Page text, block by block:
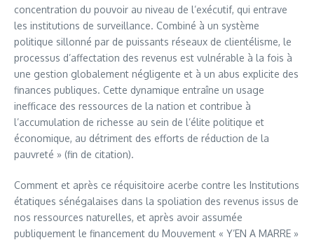
concentration du pouvoir au niveau de l’exécutif, qui entrave
les institutions de surveillance. Combiné à un système
politique sillonné par de puissants réseaux de clientélisme, le
processus d’affectation des revenus est vulnérable à la fois à
une gestion globalement négligente et à un abus explicite des
finances publiques. Cette dynamique entraîne un usage
inefficace des ressources de la nation et contribue à
l’accumulation de richesse au sein de l’élite politique et
économique, au détriment des efforts de réduction de la
pauvreté » (fin de citation).
Comment et après ce réquisitoire acerbe contre les Institutions
étatiques sénégalaises dans la spoliation des revenus issus de
nos ressources naturelles, et après avoir assumée
publiquement le financement du Mouvement « Y’EN A MARRE »